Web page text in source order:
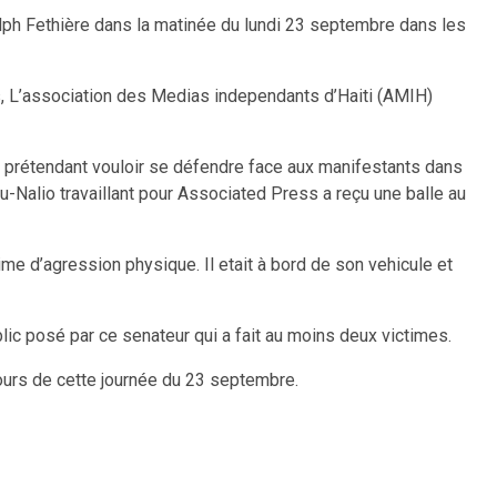
Fethière dans la matinée du lundi 23 septembre dans les
des Medias independants d’Haiti (AMIH)
vouloir se défendre face aux manifestants dans
Nalio travaillant pour Associated Press a reçu une balle au
d’agression physique. Il etait à bord de son vehicule et
posé par ce senateur qui a fait au moins deux victimes.
de cette journée du 23 septembre.